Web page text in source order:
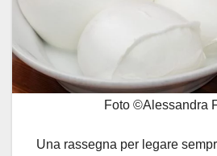
Foto ©Alessandra
Una rassegna per legare